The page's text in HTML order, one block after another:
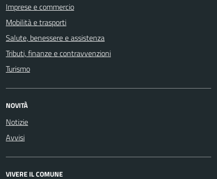
Imprese e commercio
Mobilità e trasporti
Salute, benessere e assistenza
Tributi, finanze e contravvenzioni
Turismo
NOVITÀ
Notizie
Avvisi
VIVERE IL COMUNE